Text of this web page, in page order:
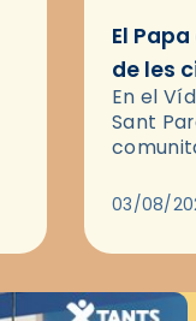
El
de les
En el
Sant
pregària,
03/08/